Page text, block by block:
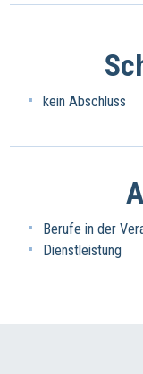
kein Abschluss
Berufe in der
Dienstleistung